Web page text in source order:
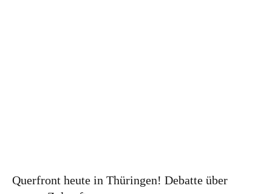
Querfront heute in Thüringen! Debatte über